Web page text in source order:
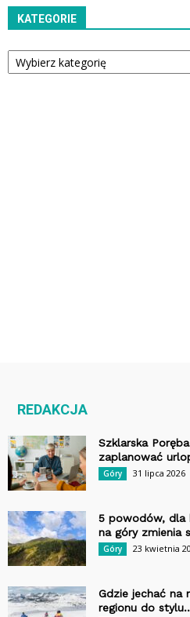
KATEGORIE
Kategorie
REDAKCJA
Szklarska
zaplanować
Góry 31 lipca 2026
5 powodów, dla
na góry zmienia
Góry 23 kwietnia
Gdzie jechać na
regionu do